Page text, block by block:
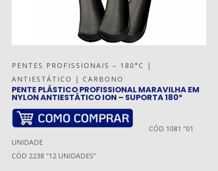
PENTES PROFISSIONAIS – 180°C |
ANTIESTÁTICO | CARBONO
PENTE PLÁSTICO PROFISSIONAL MARAVILHA EM
NYLON ANTIESTÁTICO ION – SUPORTA 180º
CÓD 1081 “01
UNIDADE
CÓD 2238 “12 UNIDADES”